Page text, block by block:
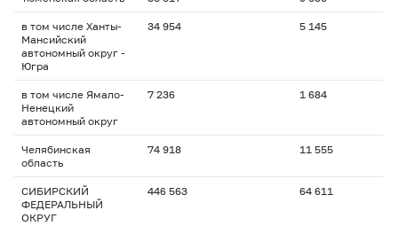
в том числе Ханты-
Мансийский
автономный округ -
Югра
34 954 5 145
в том числе Ямало-
Ненецкий
автономный округ
7 236 1 684
Челябинская
область
74 918 11 555
СИБИРСКИЙ
ФЕДЕРАЛЬНЫЙ
ОКРУГ
446 563 64 611